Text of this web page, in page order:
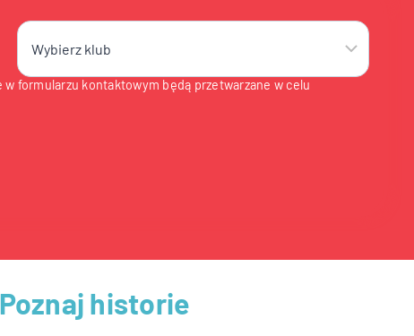
formularzu kontaktowym będą przetwarzane w celu
Poznaj historie